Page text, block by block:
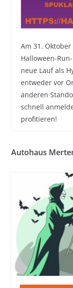
Am 31.
Halloween-
neue Lauf als
entweder vor
anderen
schnell
profitieren!
Autohaus